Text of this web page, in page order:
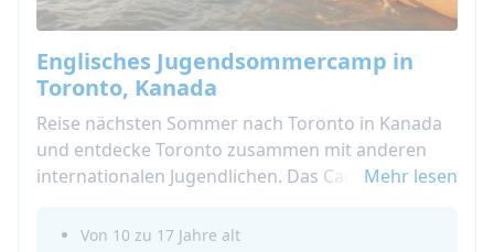
Englisches Jugendsommercamp in
Toronto, Kanada
Reise nächsten Sommer nach Toronto in Kanada
und entdecke Toronto zusammen mit anderen
internationalen Jugendlichen. Das Camp ist für
lernen mit spaßigen Nachmittagen.
Mehr lesen
Von 10 zu 17 Jahre alt